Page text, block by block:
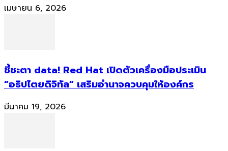
เมษายน 6, 2026
ชี้ชะตา data! Red Hat เปิดตัวเครื่องมือประเมิน
“อธิปไตยดิจิทัล” เสริมอำนาจควบคุมให้องค์กร
มีนาคม 19, 2026